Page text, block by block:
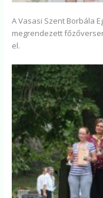
A Vasasi Szent Borbála
megrendezett
el.